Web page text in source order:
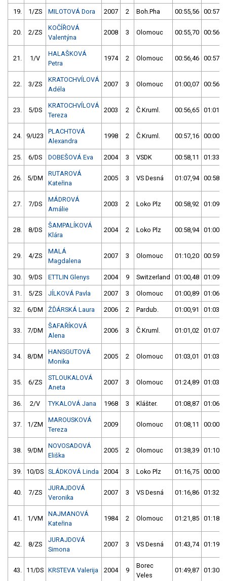
19. 1/ZS MILOTOVÁ Dora 2007 2 Boh.Pha 00:55,56
20. 2/ZS
KOČÍŘOVÁ
Valentýna
2008 3 Olomouc 00:55,70
21. 1/V
HALAŠKOVÁ
Petra
1974 2 Olomouc 00:56,46
22. 3/ZS
KRATOCHVÍLOVÁ
Adéla
2007 3 Olomouc 01:00,07
23. 5/DS
KRATOCHVÍLOVÁ
Tereza
2003 2 Č.Kruml. 00:56,65
24. 9/U23
PLACHTOVÁ
Alexandra
1998 2 Č.Kruml. 00:57,16
25. 6/DS DOBEŠOVÁ Eva 2004 3 VSDK 00:58,11
26. 5/DM
RUTAROVÁ
Kateřina
2005 3 VS Desná 01:07,94
27. 7/DS
MÁDROVÁ
Amálie
2003 2 Loko Plz 00:58,92
28. 8/DS
ŠAMPALÍKOVÁ
Klára
2004 2 Loko Plz 00:58,94
29. 4/ZS
MALÁ
Magdalena
2007 3 Olomouc 01:10,20
30. 9/DS ETTLIN Glenys 2004 9 Switzerland 01:00,48
31. 5/ZS JÍLKOVÁ Pavla 2007 3 Olomouc 01:00,89
32. 6/DM ŽĎÁRSKÁ Laura 2006 2 Pardub. 01:00,91
33. 7/DM
ŠAFAŘÍKOVÁ
Alena
2006 3 Č.Kruml. 01:01,02
34. 8/DM
HANSGUTOVÁ
Monika
2005 2 Olomouc 01:03,01
35. 6/ZS
STLOUKALOVÁ
Aneta
2007 3 Olomouc 01:24,89
36. 2/V TYKALOVÁ Jana 1968 3 Klášter. 01:08,87
37. 1/ZM
MAROUSKOVÁ
Tereza
2009 Olomouc 01:08,11
38. 9/DM
NOVOSADOVÁ
Eliška
2005 2 Olomouc 01:38,39
39. 10/DS SLÁDKOVÁ Linda 2004 3 Loko Plz 01:16,75
40. 7/ZS
JURAJDOVÁ
Veronika
2007 3 VS Desná 01:16,86
41. 1/VM
NAJMANOVÁ
Kateřina
1984 2 Olomouc 01:21,85
42. 8/ZS
JURAJDOVÁ
Simona
2007 3 VS Desná 01:43,74
43. 11/DS KRSTEVA Valerija 2004 9
Borec
Veles
01:49,87